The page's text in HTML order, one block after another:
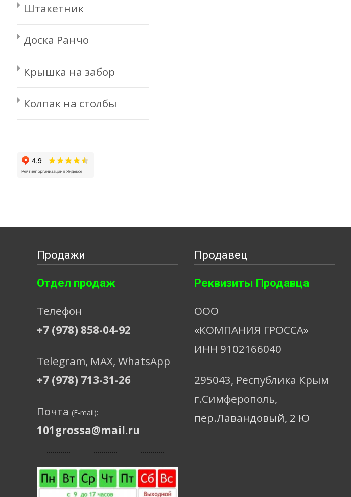
Штакетник
Доска Ранчо
Крышка на забор
Колпак на столбы
Продажи
Отдел продаж
Телефон
+7 (978) 858-04-92
Telegram, МАХ, WhatsApp
+7 (978) 713-31-26
Почта (E-mail):
101grossa@mail.ru
Продавец
Реквизиты Продавца
ООО
«КОМПАНИЯ ГРОССА»
ИНН 9102166040
295043, Республика Крым
г.Симферополь,
пер.Лавандовый, 2 Ю